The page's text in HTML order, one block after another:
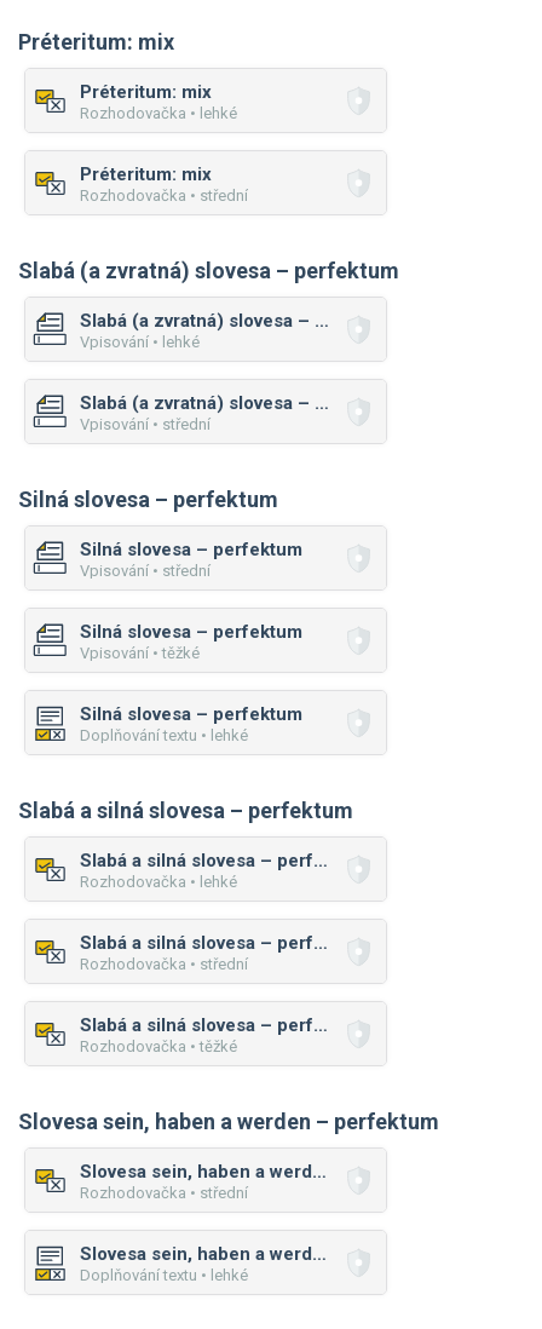
Préteritum: mix
Préteritum: mix
Rozhodovačka • lehké
Préteritum: mix
Rozhodovačka • střední
Slabá (a zvratná) slovesa – perfektum
Slabá (a zvratná) slovesa – perfektum
Vpisování • lehké
Slabá (a zvratná) slovesa – perfektum
Vpisování • střední
Silná slovesa – perfektum
Silná slovesa – perfektum
Vpisování • střední
Silná slovesa – perfektum
Vpisování • těžké
Silná slovesa – perfektum
Doplňování textu • lehké
Slabá a silná slovesa – perfektum
Slabá a silná slovesa – perfektum
Rozhodovačka • lehké
Slabá a silná slovesa – perfektum
Rozhodovačka • střední
Slabá a silná slovesa – perfektum
Rozhodovačka • těžké
Slovesa sein, haben a werden – perfektum
Slovesa sein, haben a werden – perfektum
Rozhodovačka • střední
Slovesa sein, haben a werden – perfektum
Doplňování textu • lehké